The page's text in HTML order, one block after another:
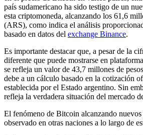
país sudamericano ha sido testigo de un
esta criptomoneda, alcanzando los 61,6
(ARS), como indica el análisis
basado en datos del exchange Binance.
Es importante destacar que, a pesar de la
diferente que puede mostrarse en
se refleja un valor de 43,7 millones de
debe a un cálculo basado en la cotización
establecida por el Estado argentino. Sin
refleja la verdadera situación del mercado
El fenómeno de Bitcoin alcanzando
observado en otras naciones a lo largo de